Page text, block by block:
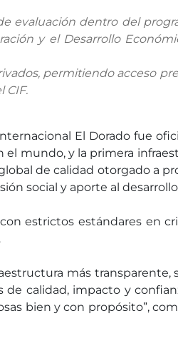
evaluación dentro del
y el Desarrollo
permitiendo acceso
CIF.
El Dorado fue
mundo, y la primera
de calidad otorgado a
social y aporte al
estrictos estándares en
más transparente,
calidad, impacto y
bien y con propósito”,